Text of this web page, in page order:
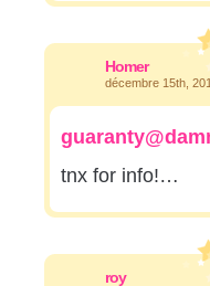
Homer
décembre 15th,
tnx for info!…
roy